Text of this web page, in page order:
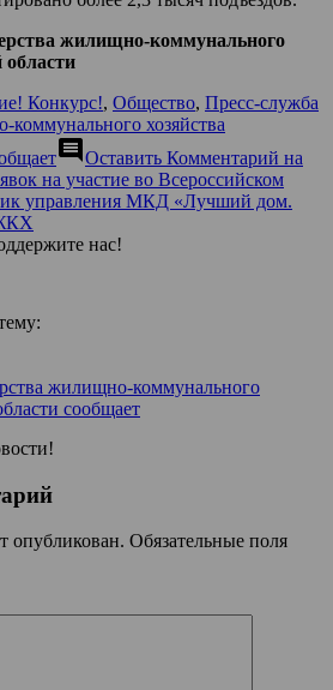
жилищно-коммунального
области
Конкурс!, Общество, Пресс-служба
хозяйства
comment Оставить Комментарий на
на участие во Всероссийском
управления МКД «Лучший дом.
нас!
жилищно-коммунального
сообщает
опубликован. Обязательные поля